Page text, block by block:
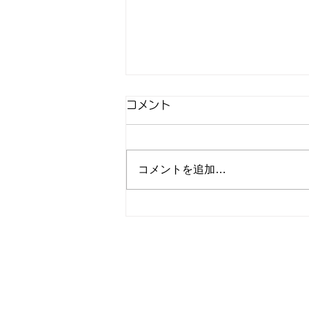
コメント
コメントを追加…